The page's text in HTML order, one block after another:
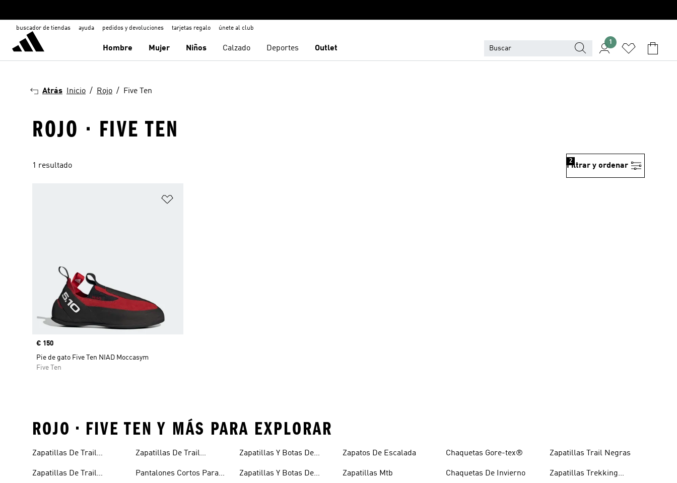
buscador de tiendas ayuda pedidos y devoluciones tarjetas regalo únete al club
Hombre Mujer Niños Calzado Deportes Outlet
1
Atrás Inicio Rojo Five Ten
ROJO · FIVE TEN
1 resultado Filtrar y ordenar
2
Precio
€ 150
Pie de gato Five Ten NIAD Moccasym
Five Ten
ROJO • FIVE TEN Y MÁS PARA EXPLORAR
Zapatillas De Trail
Zapatillas De Trail
Zapatillas De Trail
Pantalones Cortos Para
Zapatillas Y Botas De
Zapatillas Y Botas De
Zapatos De Escalada
Zapatillas Mtb
Chaquetas Gore-tex®
Chaquetas De Invierno
Zapatillas Trail Negras
Zapatillas Trekking